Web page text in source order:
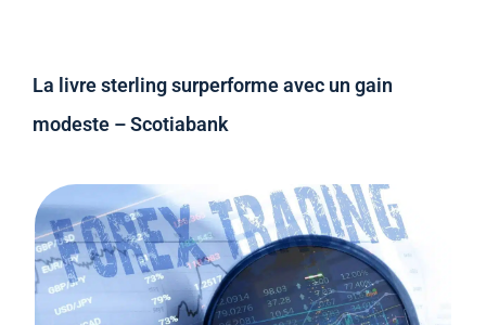
La livre sterling surperforme avec un gain
modeste – Scotiabank